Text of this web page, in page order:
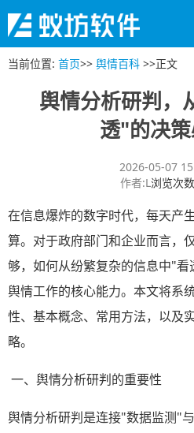
当前位置: 首页>> 舆情百科 >>正文
舆情分析研判
透"的决
2026-05-07
作者:L浏览次数
在信息爆炸的数字时代，每天产
算。对于政府部门和企业而言，
够，如何从纷繁复杂的信息中"
舆情工作的核心能力。本文将系
性、基本概念、常用方法，以及
略。
一、舆情分析研判的重要性
舆情分析研判是连接"数据监测"